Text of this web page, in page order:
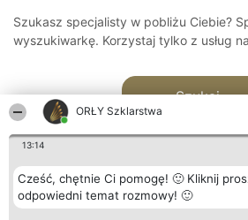
ORŁY Szklarstwa
13:14
Cześć, chętnie Ci pomogę! 🙂 Kliknij
odpowiedni temat rozmowy! 🙂
Szukasz specjalisty w pobliżu Ciebie?
wyszukiwarkę. Korzystaj tylko z usług
Szukaj